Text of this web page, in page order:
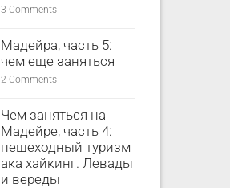
3 Comments
Мадейра, часть 5:
чем еще заняться
2 Comments
Чем заняться на
Мадейре, часть 4:
пешеходный туризм
ака хайкинг. Левады
и вереды